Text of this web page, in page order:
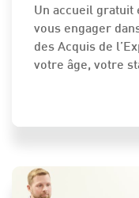
Un accueil gratuit
vous engager
des Acquis de
votre âge, votre